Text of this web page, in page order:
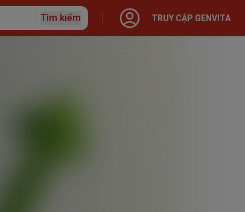
Tìm kiếm TRUY CẬP GENVITA